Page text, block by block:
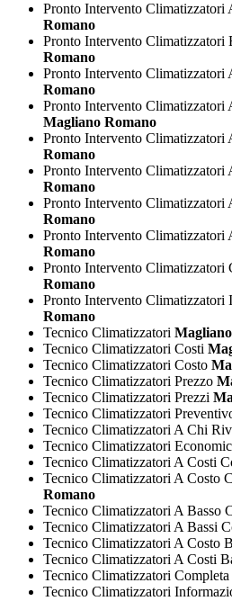
Pronto Intervento Climatizzatori
Romano
Pronto Intervento Climatizzatori
Romano
Pronto Intervento Climatizzatori
Romano
Pronto Intervento Climatizzatori
Magliano Romano
Pronto Intervento Climatizzatori
Romano
Pronto Intervento Climatizzatori
Romano
Pronto Intervento Climatizzatori
Romano
Pronto Intervento Climatizzatori
Romano
Pronto Intervento Climatizzatori
Romano
Pronto Intervento Climatizzatori
Romano
Tecnico Climatizzatori
Tecnico Climatizzatori Costi
Tecnico Climatizzatori Costo
Tecnico Climatizzatori Prezzo
Tecnico Climatizzatori Prezzi
Tecnico Climatizzatori
Tecnico Climatizzatori A Chi
Tecnico Climatizzatori
Tecnico Climatizzatori A Costi
Tecnico Climatizzatori A Costo
Romano
Tecnico Climatizzatori A Basso
Tecnico Climatizzatori A Bassi
Tecnico Climatizzatori A Costo
Tecnico Climatizzatori A Costi
Tecnico Climatizzatori Completa
Tecnico Climatizzatori